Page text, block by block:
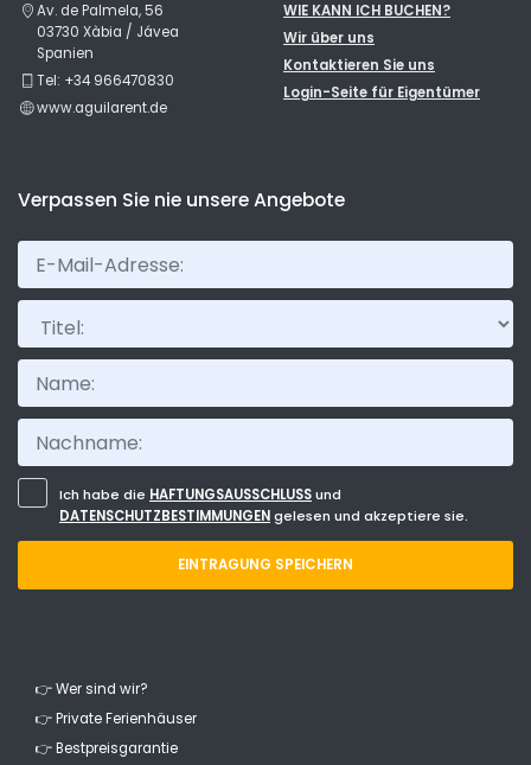
Av. de Palmela, 56
03730 Xàbia / Jávea
Spanien
Tel: +34 966470830
www.aguilarent.de
WIE KANN ICH BUCHEN?
Wir über uns
Kontaktieren Sie uns
Login-Seite für Eigentümer
Verpassen Sie nie unsere Angebote
Titel:
Ich habe die HAFTUNGSAUSSCHLUSSund
DATENSCHUTZBESTIMMUNGENgelesen und akzeptiere sie.
EINTRAGUNG SPEICHERN
👉 Wer sind wir?
👉 Private Ferienhäuser
👉 Bestpreisgarantie